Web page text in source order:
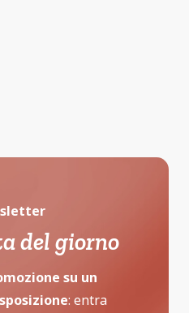
del giorno
su un
: entra